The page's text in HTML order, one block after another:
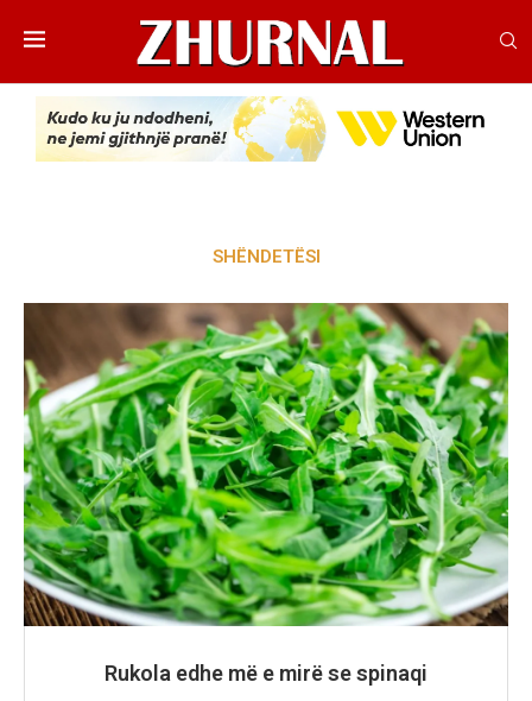
SHËNDETËSI
Rukola edhe më e mirë se spinaqi